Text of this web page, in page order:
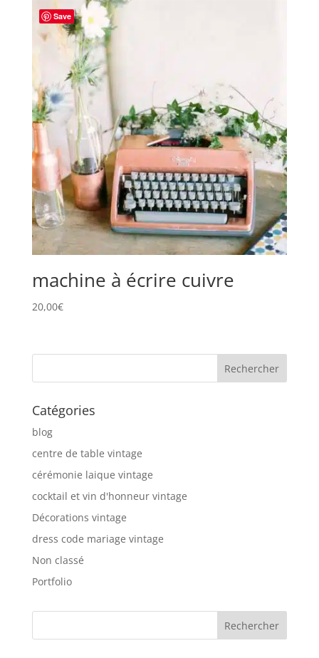
Save
machine à écrire cuivre
20,00€
Catégories
blog
centre de table vintage
cérémonie laique vintage
cocktail et vin d'honneur vintage
Décorations vintage
dress code mariage vintage
Non classé
Portfolio